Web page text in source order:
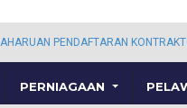
PENDAFTARAN
PERNIAGAAN